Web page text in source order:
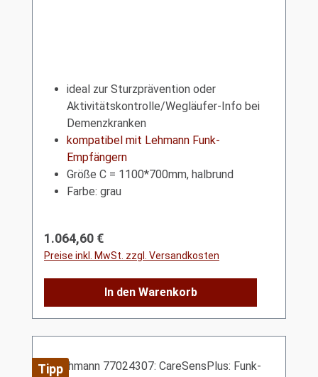
ideal zur Sturzprävention oder
Aktivitätskontrolle/Wegläufer-Info bei
Demenzkranken
kompatibel mit Lehmann Funk-
Empfängern
Größe C = 1100*700mm, halbrund
Farbe: grau
Regulärer Preis:
1.064,60 €
Preise inkl. MwSt. zzgl. Versandkosten
In den Warenkorb
Tipp